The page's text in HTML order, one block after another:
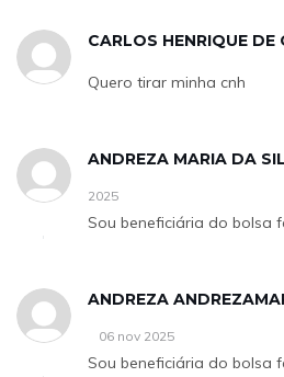
CARLOS HENRIQUE DE
Quero tirar minha cnh
ANDREZA MARIA DA
2025
Sou beneficiária do bolsa
ANDREZA
06 nov 2025
Sou beneficiária do bolsa